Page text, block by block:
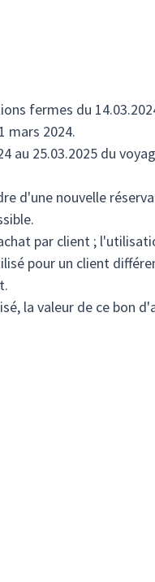
fermes du
mars 2024.
au 25.03.2025 du
d'une nouvelle
par client ;
pour un client
la valeur de ce bon